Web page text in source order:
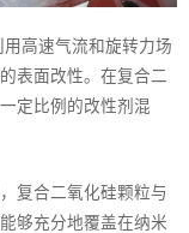
高速气流和旋转力场
表面改性。在复合二
定比例的改性剂混
复合二氧化硅颗粒与
够充分地覆盖在纳米